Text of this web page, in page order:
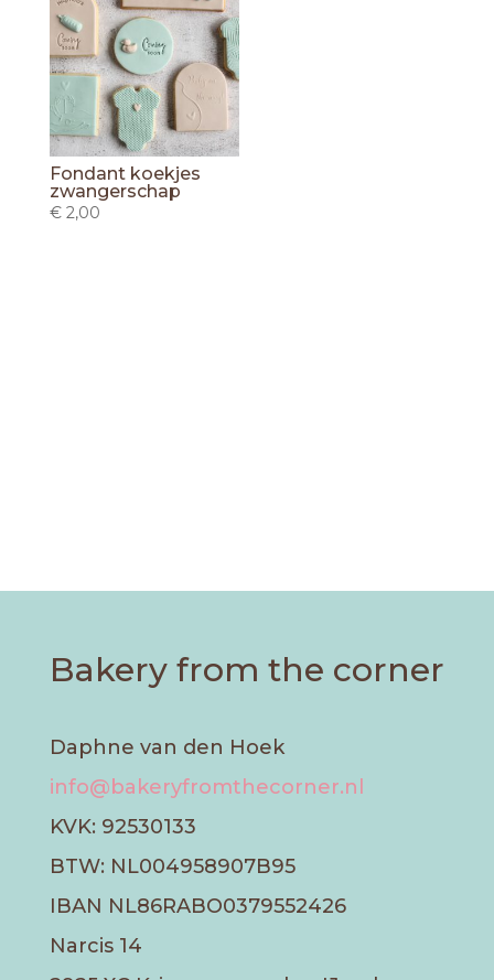
Fondant koekjes
zwangerschap
€2,00
Bakery from the corner
Daphne van den Hoek
info@bakeryfromthecorner.nl
KVK: 92530133
BTW: NL004958907B95
IBAN NL86RABO0379552426
Narcis 14